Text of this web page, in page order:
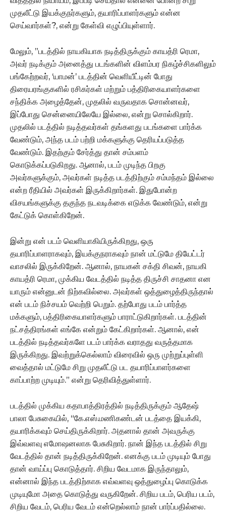
முதலீட்டு இயக்குநர்களும், தயாரிப்பாளர்களும் என்ன
செய்வார்கள்?, என்று கேள்வி எழுப்பியுள்ளார்.
மேலும், ”படத்தில் நாயகியாக நடித்திருக்கும் காயத்ரி ரெமா,
அவர் நடிக்கும் அனைத்து படங்களின் விளம்பர நிகழ்ச்சிகளிலும்
பங்கேற்றவர், ‘யாமன்’ படத்தின் வெளியீட்டின் போது
திரையரங்குகளில் ரசிகர்கள் மற்றும் பத்திரிகையாளர்களை
சந்திக்க அழைத்தேன், முதலில் வருவதாக சொன்னவர்,
இப்போது சென்னையிலேயே இல்லை, என்று சொல்கிறார்.
முதலில் படத்தில் நடித்தவர்கள் தங்களது படங்களை பார்க்க
வேண்டும், அந்த படம் பற்றி மக்களுக்கு தெரியப்படுத்த
வேண்டும். இதற்கும் சேர்த்து தான் சம்பளம்
கொடுக்கப்படுகிறது. ஆனால், படம் முடிந்த பிறகு
அவர்களுக்கும், அவர்கள் நடித்த படத்திற்கும் சம்மந்தம் இல்லை
என்ற ரீதியில் அவர்கள் இருக்கிறார்கள். இதுபோன்ற
விசயங்களுக்கு தகுந்த நடவடிக்கை எடுக்க வேண்டும், என்று
கேட்டுக் கொள்கிறேன்.
இன்று என் படம் வெளியாகியிருக்கிறது, ஒரு
தயாரிப்பாளராகவும், இயக்குநராகவும் நான் மட்டுமே தியேட்டர்
வாசலில் இருக்கிறேன். ஆனால், நாயகன் சக்தி சிவன், நாயகி
காயத்ரி ரெமா, முக்கிய வேடத்தில் நடித்த திருச்சி சாதனா என
யாரும் என்னுடன் நிற்கவில்லை. அவர்கள் ஒத்துழைத்திருந்தால்
என் படம் நிச்சயம் வெற்றி பெறும். தற்போது படம் பார்த்த
மக்களும், பத்திரிகையாளர்களும் பாராட்டுகிறார்கள். படத்தின்
நட்சத்திரங்கள் எங்கே என்றும் கேட்கிறார்கள். ஆனால், என்
படத்தில் நடித்தவர்களே படம் பார்க்க வராதது வருத்தமாக
இருக்கிறது. இவற்றுக்கெல்லாம் விரைவில் ஒரு முற்றுப்புள்ளி
வைத்தால் மட்டுமே சிறு முதலீட்டு பட தயாரிப்பாளர்களை
காப்பாற்ற முடியும்.” என்று தெரிவித்துள்ளார்.
படத்தில் முக்கிய கதாபாத்திரத்தில் நடித்திருக்கும் ஆதேஷ்
பாலா பேசுகையில், “கே.எஸ்.மணிகண்டன் படத்தை இயக்கி,
தயாரிக்கவும் செய்திருக்கிறார். அதனால் தான் அவருக்கு
இவ்வளவு எமோஷனலாக பேசுகிறார். நான் இந்த படத்தில் சிறு
வேடத்தில் தான் நடித்திருக்கிறேன். எனக்கு படம் முடியும் போது
தான் வாய்ப்பு கொடுத்தார். சிறிய வேடமாக இருந்தாலும்,
என்னால் இந்த படத்திற்காக எவ்வளவு ஒத்துழைப்பு கொடுக்க
முடியுமோ அதை கொடுத்து வருகிறேன். சிறிய படம், பெரிய படம்,
சிறிய வேடம், பெரிய வேடம் என்றெல்லாம் நான் பார்ப்பதில்லை.